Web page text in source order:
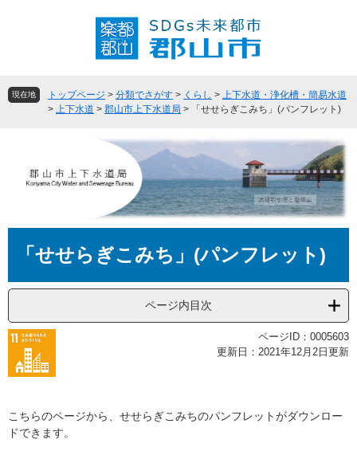
頭
飛現在地 トップページ > 分類でさがす > くらし > 上下水道・浄化槽・簡易水道
> 上下水道 > 郡山市上下水道局 > 「せせらぎこみち」(パンフレット)
「せせらぎこみち」(パンフレット)
ページ内目次
ページID：0005603
更新日：2021年12月2日更新
こちらのページから、せせらぎこみちのパンフレットがダウンロー
ドできます。